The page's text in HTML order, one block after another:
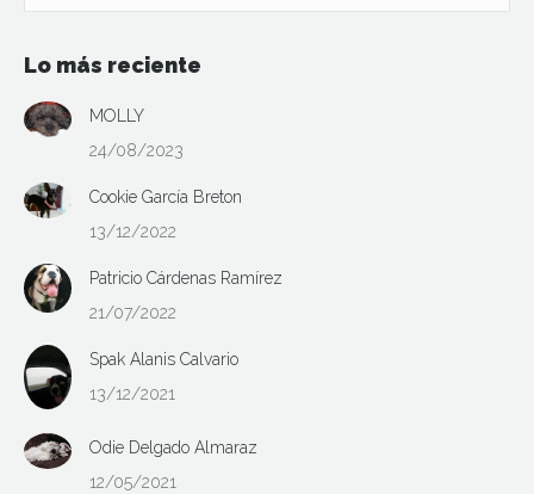
Lo más reciente
MOLLY
24/08/2023
Cookie García Breton
13/12/2022
Patricio Cárdenas Ramírez
21/07/2022
Spak Alanis Calvario
13/12/2021
Odie Delgado Almaraz
12/05/2021